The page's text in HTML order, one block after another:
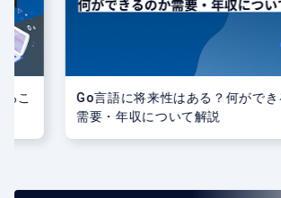
こ
Go言語に将来性はある？何がで
需要・年収について解説